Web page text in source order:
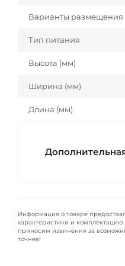
Варианты размещения
Тип питания
Высота (мм)
Ширина (мм)
Длина (мм)
Информация о товаре
характеристики и
приносим извинения за
точнее!